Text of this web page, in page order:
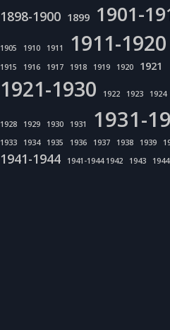
1898-1900 1899 1901-
1905 1910 1911 1911-1920
1915
1916 1917 1918 1919 1920 1921
1921-1930 1922 1923 1924
1928 1929 1930 1931 1931-
1933
1934 1935 1936 1937 1938 1939
1941-1944 1941-1944 1942 1943 1944